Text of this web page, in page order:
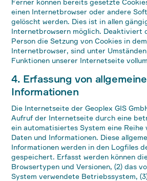
Ferner können bereits gesetzte
einen Internetbrowser oder andere
gelöscht werden. Dies ist in allen
Internetbrowsern möglich. Deaktiviert
Person die Setzung von Cookies in
Internetbrowser, sind unter
Funktionen unserer Internetseite
4. Erfassung von
Informationen
Die Internetseite der Geoplex GIS
Aufruf der Internetseite durch eine
ein automatisiertes System eine Reihe
Daten und Informationen. Diese
Informationen werden in den Logfiles
gespeichert. Erfasst werden können
Browsertypen und Versionen, (2) das
System verwendete Betriebssystem,